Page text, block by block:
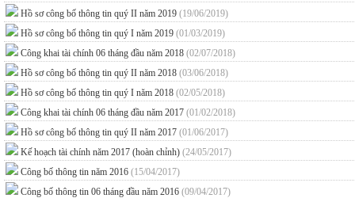
Hồ sơ công bố thông tin quý II năm 2019 (19/06/2019)
Hồ sơ công bố thông tin quý I năm 2019 (01/03/2019)
Công khai tài chính 06 tháng đầu năm 2018 (02/07/2018)
Hồ sơ công bố thông tin quý II năm 2018 (03/06/2018)
Hồ sơ công bố thông tin quý I năm 2018 (02/05/2018)
Công khai tài chính 06 tháng đầu năm 2017 (01/02/2018)
Hồ sơ công bố thông tin quý II năm 2017 (01/06/2017)
Kế hoạch tài chính năm 2017 (hoàn chỉnh) (24/05/2017)
Công bố thông tin năm 2016 (15/04/2017)
Công bố thông tin 06 tháng đầu năm 2016 (09/04/2017)